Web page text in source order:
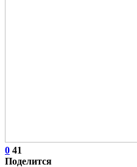
0 41
Поделится